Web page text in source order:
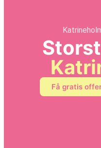
Få gratis